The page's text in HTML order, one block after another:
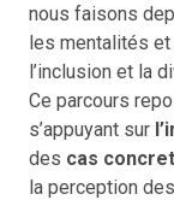
nous faisons
les mentalités et
l’inclusion et la
Ce parcours
s’appuyant sur
des cas
la perception